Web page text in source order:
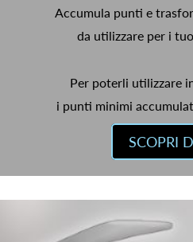
Accumula punti e
da utilizzare per i
Per poterli utilizzare
i punti minimi
SCOPRI